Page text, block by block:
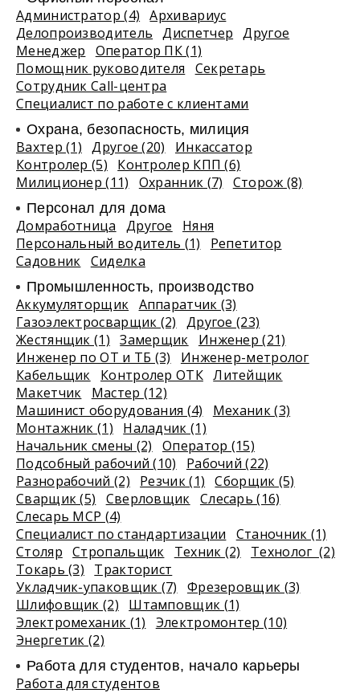
Администратор (4)
Архивариус
Делопроизводитель
Диспетчер
Другое
Менеджер
Оператор ПК (1)
Помощник руководителя
Секретарь
Сотрудник Call-центра
Специалист по работе с клиентами
Охрана, безопасность, милиция
Вахтер (1) Другое (20)
Инкассатор
Контролер (5)
Контролер КПП (6)
Милиционер (11)
Охранник (7) Сторож (8)
Персонал для дома
Домработница Другое
Няня
Персональный водитель (1)
Репетитор
Садовник Сиделка
Промышленность, производство
Аккумуляторщик Аппаратчик (3)
Газоэлектросварщик (2)
Другое (23)
Жестянщик (1)
Замерщик
Инженер (21)
Инженер по ОТ и ТБ (3)
Инженер-метролог
Кабельщик
Контролер ОТК Литейщик
Макетчик
Мастер (12)
Машинист оборудования (4)
Механик (3)
Монтажник (1)
Наладчик (1)
Начальник смены (2)
Оператор (15)
Подсобный рабочий (10)
Рабочий (22)
Разнорабочий (2)
Резчик (1)
Сборщик (5)
Сварщик (5)
Сверловщик Слесарь (16)
Слесарь МСР (4)
Специалист по стандартизации
Станочник (1)
Столяр Стропальщик Техник (2)
Технолог (2)
Токарь (3)
Тракторист
Укладчик-упаковщик (7)
Фрезеровщик (3)
Шлифовщик (2)
Штамповщик (1)
Электромеханик (1)
Электромонтер (10)
Энергетик (2)
Работа для студентов, начало карьеры
Работа для студентов